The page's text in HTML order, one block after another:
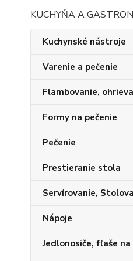
KUCHYŇA A
Kuchynské nástroje
Varenie a pečenie
Flambovanie,
Formy na pečenie
Pečenie
Prestieranie stola
Servírovanie,
Nápoje
Jedlonosiče, fľaše